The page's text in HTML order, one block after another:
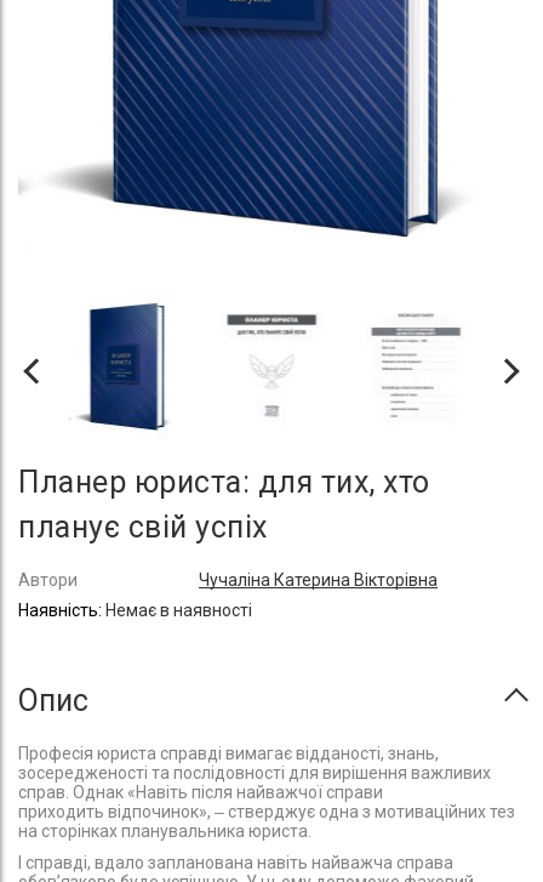
Планер юриста: для тих, хто
планує свій успіх
Автори
Чучаліна Катерина Вікторівна
Немає в наявності
Опис
Професія юриста справді вимагає відданості, знань,
зосередженості та послідовності для вирішення важливих
справ. Однак «Навіть після найважчої справи
приходить відпочинок», ‒ стверджує одна з мотиваційних тез
на сторінках планувальника юриста.
І справді, вдало запланована навіть найважча справа